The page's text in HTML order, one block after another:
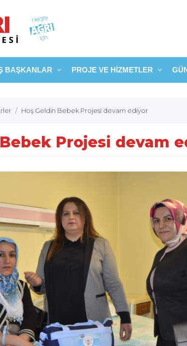
BAŞKANLAR PROJE VE HIZMETLER
Hoş Geldin Bebek Projesi devam ediyor
Projesi devam